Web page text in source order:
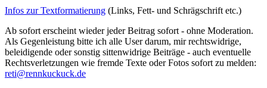
Infos zur Textformatierung (Links, Fett- und Schrägschrift etc.)
Ab sofort erscheint wieder jeder Beitrag sofort - ohne Moderation.
Als Gegenleistung bitte ich alle User darum, mir rechtswidrige,
beleidigende oder sonstig sittenwidrige Beiträge - auch eventuelle
Rechtsverletzungen wie fremde Texte oder Fotos sofort zu melden:
reti@rennkuckuck.de